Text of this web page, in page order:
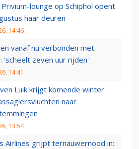
lounge op Schiphol opent
haar deuren
14:46
vanaf nu verbonden met
'scheelt zeven uur rijden'
14:41
Luik krijgt komende winter
naar
13:54
Airlines grijpt ternauwernood in: